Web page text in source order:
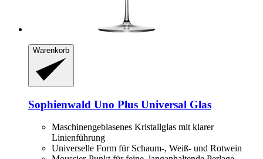
Warenkorb
Sophienwald Uno Plus Universal Glas
Maschinengeblasenes Kristallglas mit klarer
Linienführung
Universelle Form für Schaum-, Weiß- und Rotwein